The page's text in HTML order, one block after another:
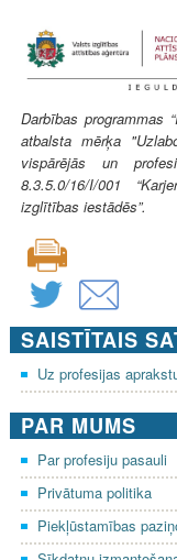
Darbības programmas
atbalsta mērķa
vispārējās un
8.3.5.0/16/I/001
izglītības iestādēs”.
SAISTĪTAIS
Uz profesijas
PAR MUMS
Par profesiju pasauli
Privātuma politika
Piekļūstamības